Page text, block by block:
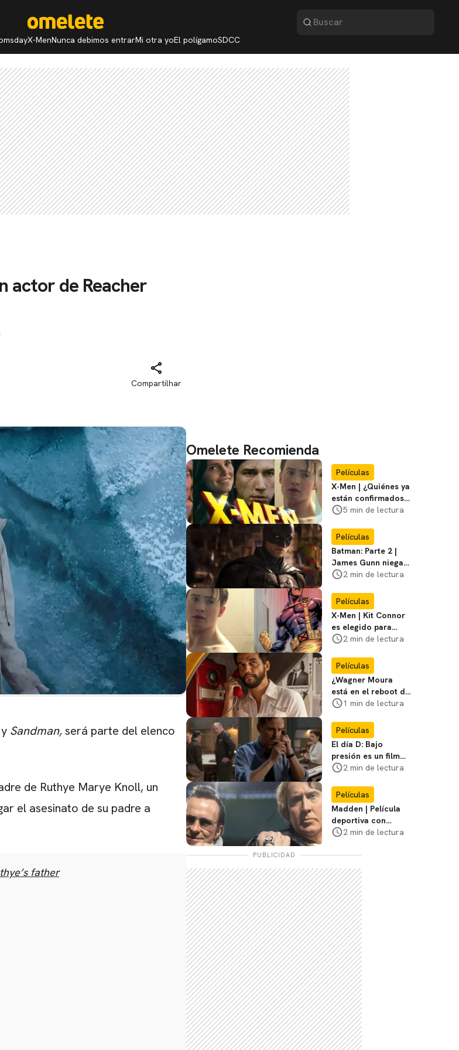
X-MenNunca debimos entrarMi otra yoEl polígamoSDCC
actor de Reacher
Compartilhar
Sandman,será parte del elenco
de Ruthye Marye Knoll, un
el asesinato de su padre a
father
Omelete Recomienda
Películas
X-Men | ¿Quiénes ya
están confirmados
en la película de
favoritos
5 min de lectura
Películas
Batman: Parte 2 |
James Gunn niega
que se filme la parte
2 min de lectura
Películas
X-Men | Kit Connor
es elegido para
interpretar a
película
2 min de lectura
Películas
¿Wagner Moura
está en el reboot de
X-Men? El actor lo
1 min de lectura
Películas
El día D: Bajo
presión es un film
bélico distinto lleno
2 min de lectura
Películas
Madden | Película
deportiva con
Nicolas Cage tendrá
cines
2 min de lectura
PUBLICIDAD